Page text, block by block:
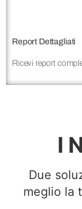
Report Dettagliati
Ricevi report
I
Due
meglio la